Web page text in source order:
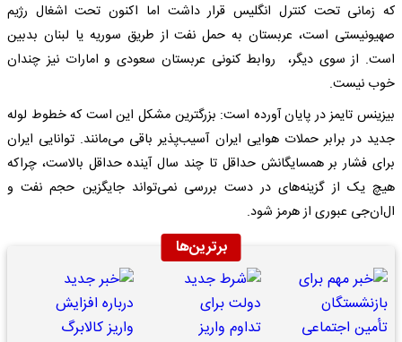
که زمانی تحت کنترل انگلیس قرار داشت اما اکنون تحت اشغال رژیم
صهیونیستی است، عربستان به حمل نفت از طریق سوریه یا لبنان بدبین
است. از سوی دیگر، روابط کنونی عربستان سعودی و امارات نیز چندان
خوب نیست.
بیزینس تایمز در پایان آورده است: بزرگترین مشکل این است که خطوط لوله
جدید در برابر حملات هوایی ایران آسیب‌پذیر باقی می‌مانند. توانایی ایران
برای فشار بر همسایگانش حداقل تا چند سال آینده حداقل بالاست، چراکه
هیچ یک از گزینه‌های در دست بررسی نمی‌تواند جایگزین حجم نفت و
ال‌ان‌جی عبوری از هرمز شود.
برترین‌ها